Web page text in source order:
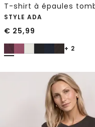
STYLE ADA
€ 25,99
+ 2